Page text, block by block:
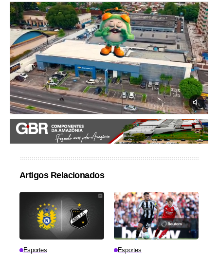
Artigos Relacionados
Esportes Esportes